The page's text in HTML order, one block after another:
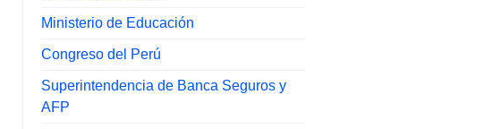
Ministerio de Educación
Congreso del Perú
Superintendencia de Banca Seguros y
AFP